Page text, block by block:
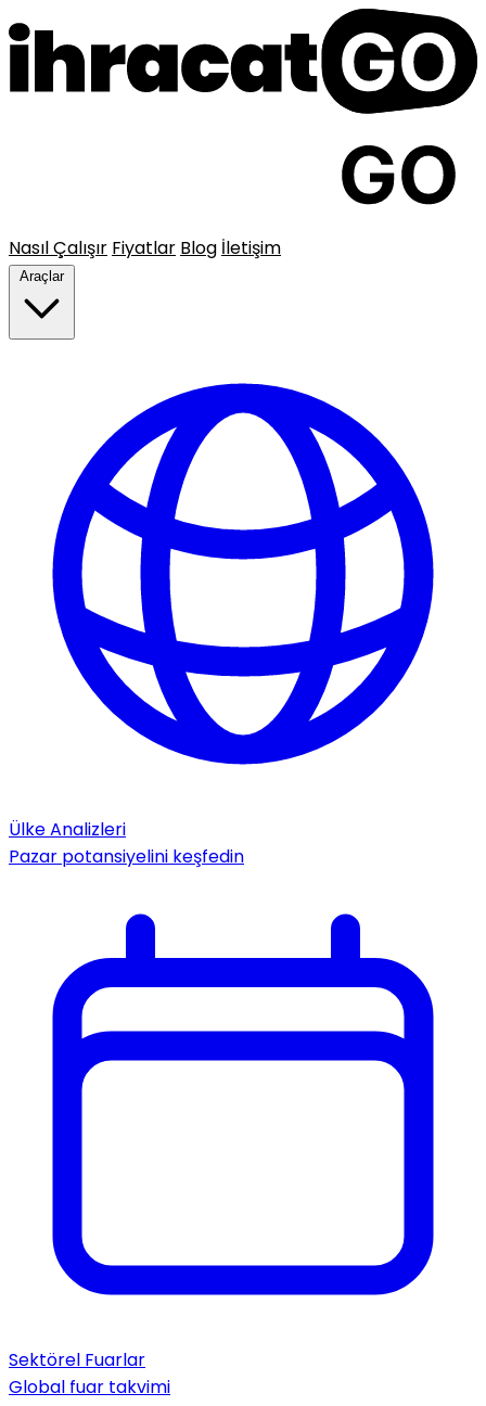
Nasıl Çalışır Fiyatlar Blog İletişim
Araçlar
Ülke Analizleri
Pazar potansiyelini keşfedin
Sektörel Fuarlar
Global fuar takvimi